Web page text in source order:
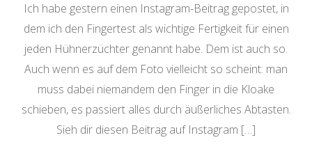
Ich habe gestern einen Instagram-Beitrag gepostet, in
dem ich den Fingertest als wichtige Fertigkeit für einen
jeden Hühnerzüchter genannt habe. Dem ist auch so.
Auch wenn es auf dem Foto vielleicht so scheint: man
muss dabei niemandem den Finger in die Kloake
schieben, es passiert alles durch äußerliches Abtasten.
Sieh dir diesen Beitrag auf Instagram […]